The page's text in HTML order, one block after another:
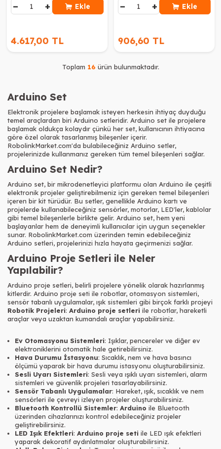
− + Ekle
4.617,00 TL
− + Ekle
906,60 TL
Toplam 16 ürün bulunmaktadır.
Arduino Set
Elektronik projelere başlamak isteyen herkesin ihtiyaç duyduğu
temel araçlardan biri Arduino setleridir. Arduino set ile projelere
başlamak oldukça kolaydır çünkü her set, kullanıcının ihtiyacına
göre özel olarak tasarlanmış bileşenler içerir.
RobolinkMarket.com'da bulabileceğiniz Arduino setler,
projelerinizde kullanmanız gereken tüm temel bileşenleri sağlar.
Arduino Set Nedir?
Arduino set, bir mikrodenetleyici platformu olan Arduino ile çeşitli
elektronik projeler geliştirebilmeniz için gereken temel bileşenleri
içeren bir kit türüdür. Bu setler, genellikle Arduino kartı ve
projelerde kullanabileceğiniz sensörler, motorlar, LED'ler, kablolar
gibi temel bileşenlerle birlikte gelir. Arduino set, hem yeni
başlayanlar hem de deneyimli kullanıcılar için uygun seçenekler
sunar. RobolinkMarket.com üzerinden temin edebileceğiniz
Arduino setleri, projelerinizi hızla hayata geçirmenizi sağlar.
Arduino Proje Setleri ile Neler
Yapılabilir?
Arduino proje setleri, belirli projelere yönelik olarak hazırlanmış
kitlerdir. Arduino proje seti ile robotlar, otomasyon sistemleri,
sensör tabanlı uygulamalar, ışık sistemleri gibi birçok farklı projeyi
Robotik Projeleri: Arduino proje setleri ile robotlar, hareketli
araçlar veya uzaktan kumandalı araçlar yapabilirsiniz.
Ev Otomasyonu Sistemleri: Işıklar, pencereler ve diğer ev
elektroniklerini otomatik hale getirebilirsiniz.
Hava Durumu İstasyonu: Sıcaklık, nem ve hava basıncı
ölçümü yaparak bir hava durumu istasyonu oluşturabilirsiniz.
Sesli Uyarı Sistemleri: Sesli veya ışıklı uyarı sistemleri, alarm
sistemleri ve güvenlik projeleri tasarlayabilirsiniz.
Sensör Tabanlı Uygulamalar: Hareket, ışık, sıcaklık ve nem
sensörleri ile çevreyi izleyen projeler oluşturabilirsiniz.
Bluetooth Kontrollü Sistemler: Arduino ile Bluetooth
üzerinden cihazlarınızı kontrol edebileceğiniz projeler
geliştirebilirsiniz.
LED Işık Efektleri: Arduino proje seti ile LED ışık efektleri
yaparak dekoratif aydınlatmalar oluşturabilirsiniz.